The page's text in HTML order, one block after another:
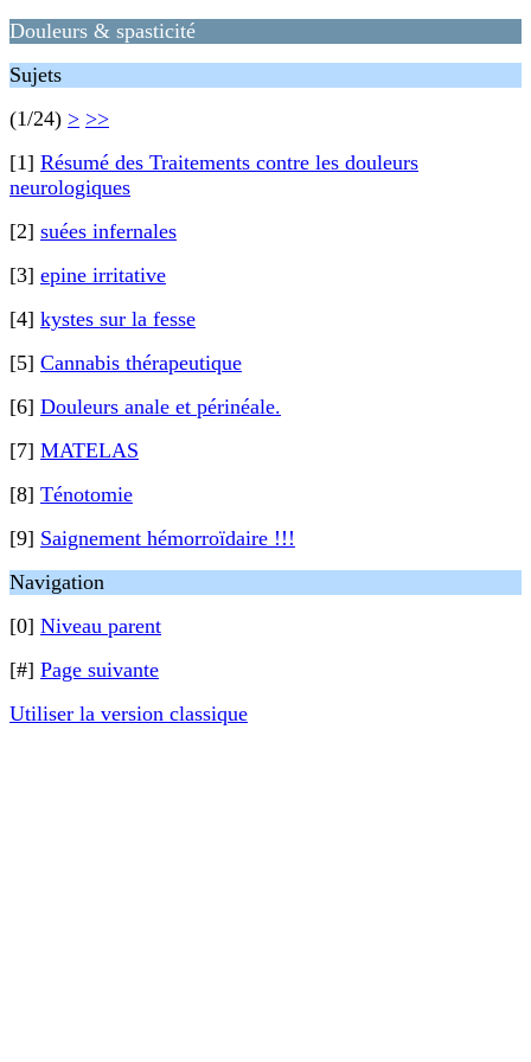
Douleurs & spasticité
Sujets
(1/24) > >>
[1] Résumé des Traitements contre les douleurs
neurologiques
[2] suées infernales
[3] epine irritative
[4] kystes sur la fesse
[5] Cannabis thérapeutique
[6] Douleurs anale et périnéale.
[7] MATELAS
[8] Ténotomie
[9] Saignement hémorroïdaire !!!
Navigation
[0] Niveau parent
[#] Page suivante
Utiliser la version classique